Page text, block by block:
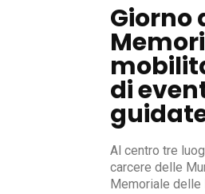
Giorno
di
Al centro tre
carcere delle
Memoriale delle